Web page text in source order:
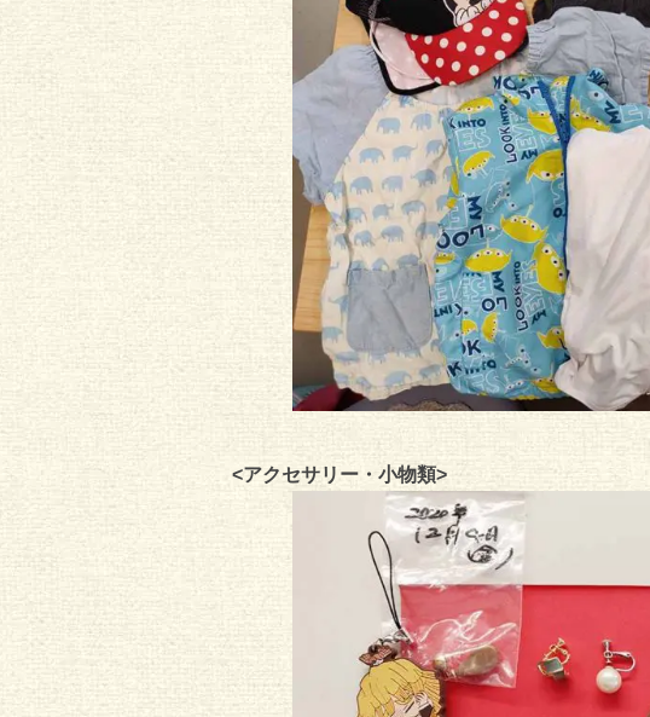
<アクセサリー・小物類>